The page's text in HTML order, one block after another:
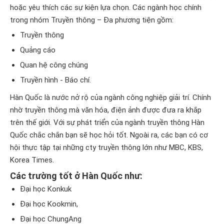
hoặc yêu thích các sự kiện lựa chọn. Các ngành học chính
trong nhóm Truyền thông – Đa phương tiện gồm:
Truyền thông
Quảng cáo
Quan hệ công chúng
Truyền hình - Báo chí.
Hàn Quốc là nước nở rộ của ngành công nghiệp giải trí. Chính
nhờ truyền thông mà văn hóa, điện ảnh được đưa ra khắp
trên thế giới. Với sự phát triển của ngành truyền thông Hàn
Quốc chắc chắn bạn sẽ học hỏi tốt. Ngoài ra, các bạn có cơ
hội thực tập tại những cty truyền thông lớn như MBC, KBS,
Korea Times.
Các trường tốt ở Hàn Quốc như:
Đại học Konkuk
Đại học Kookmin,
Đại học ChungAng